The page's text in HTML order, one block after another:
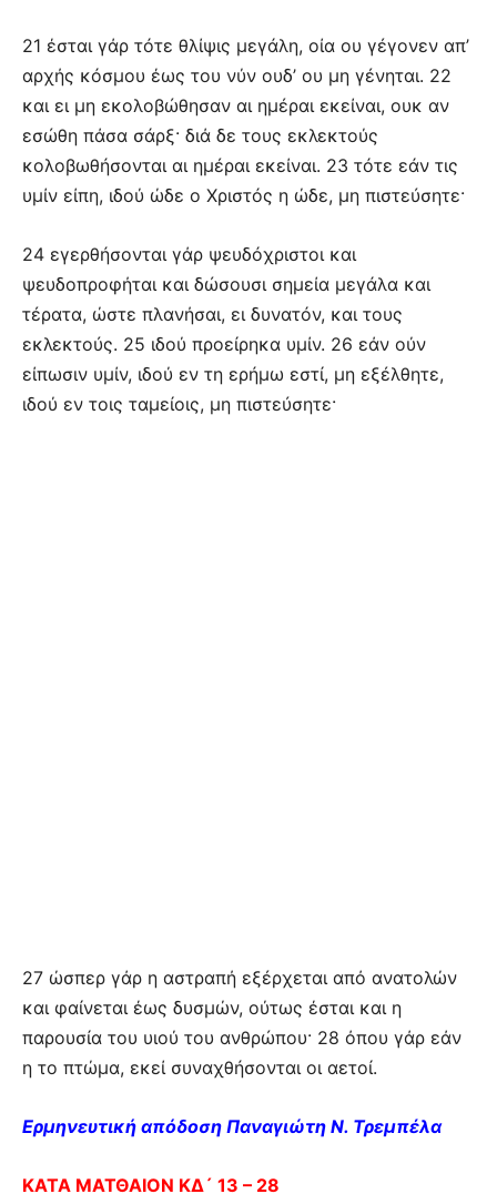
21 έσται γάρ τότε θλίψις μεγάλη, οία ου γέγονεν απ’
αρχής κόσμου έως του νύν ουδ’ ου μη γένηται. 22
και ει μη εκολοβώθησαν αι ημέραι εκείναι, ουκ αν
εσώθη πάσα σάρξ· διά δε τους εκλεκτούς
κολοβωθήσονται αι ημέραι εκείναι. 23 τότε εάν τις
υμίν είπη, ιδού ώδε ο Χριστός η ώδε, μη πιστεύσητε·
24 εγερθήσονται γάρ ψευδόχριστοι και
ψευδοπροφήται και δώσουσι σημεία μεγάλα και
τέρατα, ώστε πλανήσαι, ει δυνατόν, και τους
εκλεκτούς. 25 ιδού προείρηκα υμίν. 26 εάν ούν
είπωσιν υμίν, ιδού εν τη ερήμω εστί, μη εξέλθητε,
ιδού εν τοις ταμείοις, μη πιστεύσητε·
27 ώσπερ γάρ η αστραπή εξέρχεται από ανατολών
και φαίνεται έως δυσμών, ούτως έσται και η
παρουσία του υιού του ανθρώπου· 28 όπου γάρ εάν
η το πτώμα, εκεί συναχθήσονται οι αετοί.
Ερμηνευτική απόδοση Παναγιώτη Ν. Τρεμπέλα
ΚΑΤΑ ΜΑΤΘΑΙΟΝ ΚΔ´ 13 – 28